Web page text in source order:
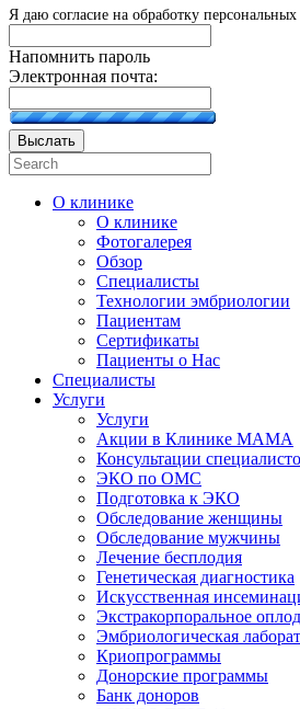
Я даю согласие на обработку
Напомнить пароль
Электронная почта:
Выслать
О клинике
О клинике
Фотогалерея
Обзор
Специалисты
Технологии эмбриологии
Пациентам
Сертификаты
Пациенты о Нас
Специалисты
Услуги
Услуги
Акции в Клинике МАМА
Консультации
ЭКО по ОМС
Подготовка к ЭКО
Обследование женщины
Обследование мужчины
Лечение бесплодия
Генетическая диагностика
Искусственная
Экстракорпоральное
Эмбриологическая
Криопрограммы
Донорские программы
Банк доноров